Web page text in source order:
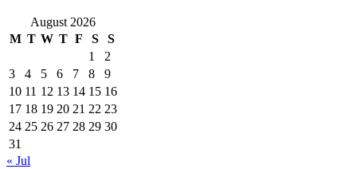
August 2026
M T W T F S
S
1
2
3
4 5 6 7 8
9
10 11 12 13 14 15 16
17 18 19 20 21 22 23
24 25 26 27 28 29 30
31
« Jul